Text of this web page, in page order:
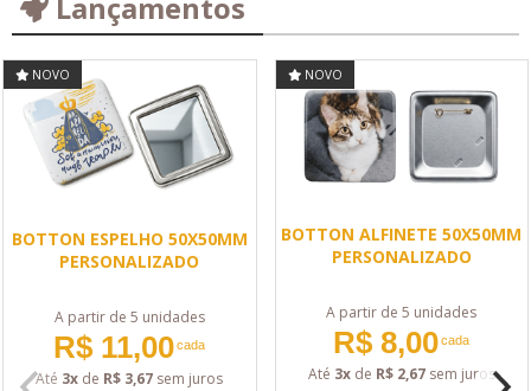
NOVO
BOTTON ESPELHO 50X50MM
PERSONALIZADO
A partir de 5 unidades
R$ 11,00cada
Até 3x de R$ 3,67 sem juros
NOVO
BOTTON ALFINETE 50X50MM
PERSONALIZADO
A partir de 5 unidades
R$ 8,00cada
Até 3xde R$ 2,67sem juros